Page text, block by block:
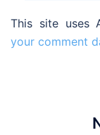
This site uses
your comment